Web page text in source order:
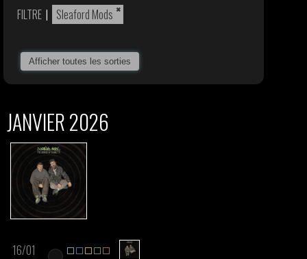
FILTRE | ×
Sleaford Mods
Afficher toutes les sorties
JANVIER 2026
16/01